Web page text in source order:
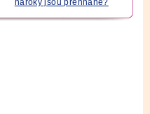
nároky jsou přehnané?